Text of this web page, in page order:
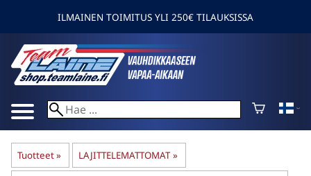
ILMAINEN TOIMITUS YLI 250€ TILAUKSISSA
Tuotteet‪» LAJITTELEMATTOMAT ‪»